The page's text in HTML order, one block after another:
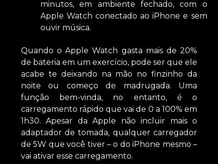
minutos, em ambiente fechado, com o
Apple Watch conectado ao iPhone e sem
ouvir música.
Quando o Apple Watch gasta mais de 20%
de bateria em um exercício, pode ser que ele
acabe te deixando na mão no finzinho da
noite ou começo de madrugada. Uma
função bem-vinda, no entanto, é o
carregamento rápido que vai de 0 a 100% em
1h30. Apesar da Apple não incluir mais o
adaptador de tomada, qualquer carregador
de 5W que você tiver – o do iPhone mesmo –
vai ativar esse carregamento.